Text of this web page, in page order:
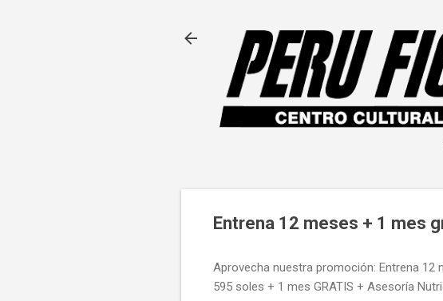
Entrena 12 meses + 1 mes
Aprovecha nuestra promoción: Entrena 12
595 soles + 1 mes GRATIS + Asesoría